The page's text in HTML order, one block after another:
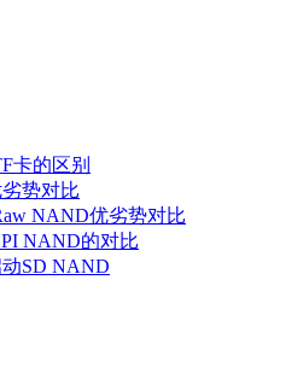
卡的区别
势对比
NAND优劣势对比
NAND的对比
SD NAND